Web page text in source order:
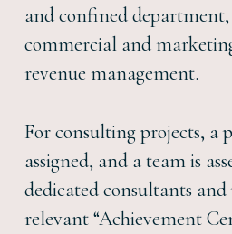
and confined department,
commercial and
revenue management.
For consulting projects, a
assigned, and a team is
dedicated consultants
relevant “Achievement